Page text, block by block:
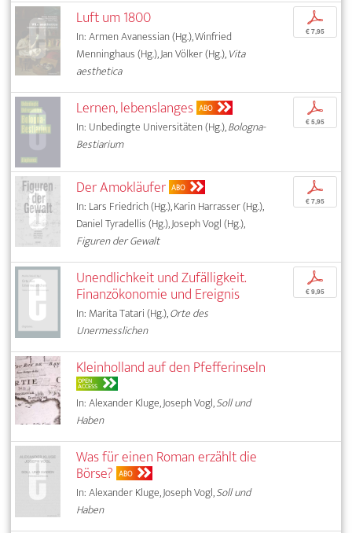
Luft um 1800
In: Armen Avanessian (Hg.), Winfried
Menninghaus (Hg.), Jan Völker (Hg.),Vita
aesthetica
p
€ 7,95
Lernen, lebenslanges ABO
In: Unbedingte Universitäten (Hg.),Bologna-
Bestiarium
p
€ 5,95
Der Amokläufer ABO
In: Lars Friedrich (Hg.), Karin Harrasser (Hg.),
Daniel Tyradellis (Hg.), Joseph Vogl (Hg.),
Figuren der Gewalt
p
€ 7,95
Unendlichkeit und Zufälligkeit.
Finanzökonomie und Ereignis
In: Marita Tatari (Hg.),Orte des
Unermesslichen
p
€ 9,95
Kleinholland auf den Pfefferinseln
OPEN
ACCESS
In: Alexander Kluge, Joseph Vogl,Soll und
Haben
Was für einen Roman erzählt die
Börse? ABO
In: Alexander Kluge, Joseph Vogl,Soll und
Haben